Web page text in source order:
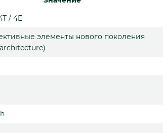
/ 4E
элементы нового поколения